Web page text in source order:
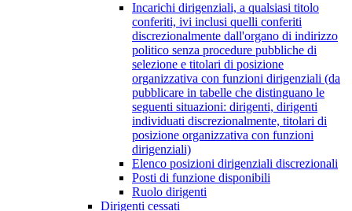
Incarichi dirigenziali, a qualsiasi titolo
conferiti, ivi inclusi quelli conferiti
discrezionalmente dall'organo di indirizzo
politico senza procedure pubbliche di
selezione e titolari di posizione
organizzativa con funzioni dirigenziali (da
pubblicare in tabelle che distinguano le
seguenti situazioni: dirigenti, dirigenti
individuati discrezionalmente, titolari di
posizione organizzativa con funzioni
dirigenziali)
Elenco posizioni dirigenziali discrezionali
Posti di funzione disponibili
Ruolo dirigenti
Dirigenti cessati